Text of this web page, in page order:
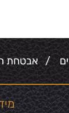
/אבטחת